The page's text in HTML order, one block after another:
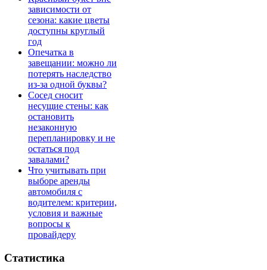
зависимости от
сезона: какие цветы
доступны круглый
год
Опечатка в
завещании: можно ли
потерять наследство
из-за одной буквы?
Сосед сносит
несущие стены: как
остановить
незаконную
перепланировку и не
остаться под
завалами?
Что учитывать при
выборе аренды
автомобиля с
водителем: критерии,
условия и важные
вопросы к
провайдеру
Статистика